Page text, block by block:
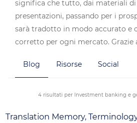
significa che tutto, dai materiali
presentazioni, passando per i
sarà tradotto in modo accurato e
corretto per ogni mercato. Grazie
materiali di alta qualità, per fini
interno, distribuzione ai clienti o
normative, mantenendo al
Blog Risorse Social
4 risultati per Investment banking e
Translation Memory,